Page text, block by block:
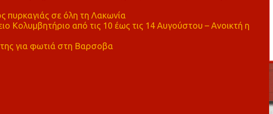
πυρκαγιάς σε όλη τη Λακωνία
Κολυμβητήριο από τις 10 έως τις 14 Αυγούστου – Ανοικτή η
για φωτιά στη Βαρσοβα